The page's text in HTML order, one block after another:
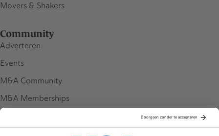
Movers & Shakers
Community
Adverteren
Events
M&A Community
M&A Memberships